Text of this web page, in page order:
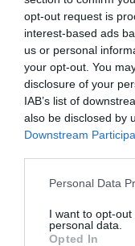
opt-out request is
interest-based ads
us or personal
your opt-out. You
disclosure of your
IAB’s list of
also be disclosed by
Downstream
Personal Data
I want to opt-
personal data.
Opted In